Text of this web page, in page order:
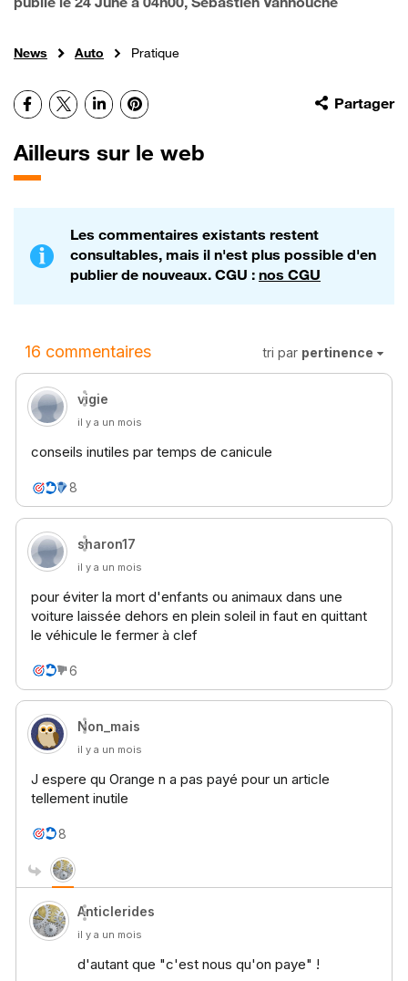
News Auto Pratique
Partager
Facebook
X LinkedInPinterest
Ailleurs sur le web
Les commentaires existants restent
consultables, mais il n'est plus possible d'en
publier de nouveaux. CGU : nos CGU